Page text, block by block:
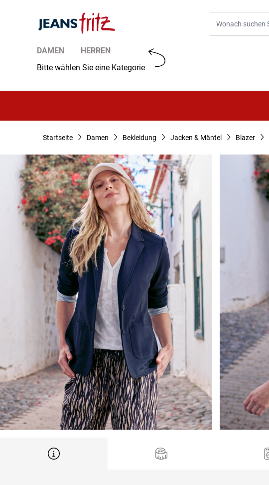
DAMEN
HERREN
Bitte wählen Sie eine Kategorie
Startseite Damen Bekleidung Jacken & Mäntel Blazer